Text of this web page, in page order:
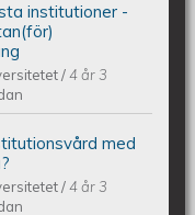
-
institutioner -
/4 år 3
med
med
/4 år 3